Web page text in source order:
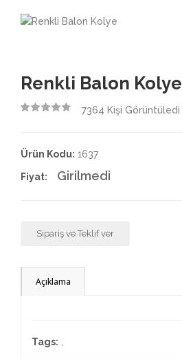
Renkli Balon Kolye
7364 Kişi Görüntüledi
Ürün Kodu: 1637
Fiyat: Girilmedi
Sipariş ve Teklif ver
Açıklama
Tags: